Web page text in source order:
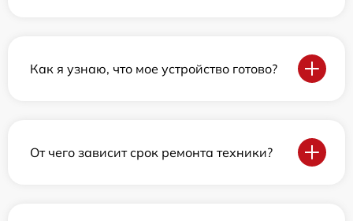
Как я узнаю, что мое устройство готово?
От чего зависит срок ремонта техники?